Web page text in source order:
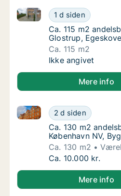
Ca. 115 m2
1 d siden
Ca. 115 m2 andelsbolig til
Ca. 115 m2
Ca. 115 m2
Glostrup,
Ca. 115 m2
Ca. 115 m2
Ikke angivet
Mere info
Ca. 130 m2
2 d siden
Ca. 130 m2 andelsbolig til
Ca. 130 m2
Ca. 130 m2
København NV,
Ca. 130 m2
Ca. 130 m2
Ca. 10.000 kr.
Mere info